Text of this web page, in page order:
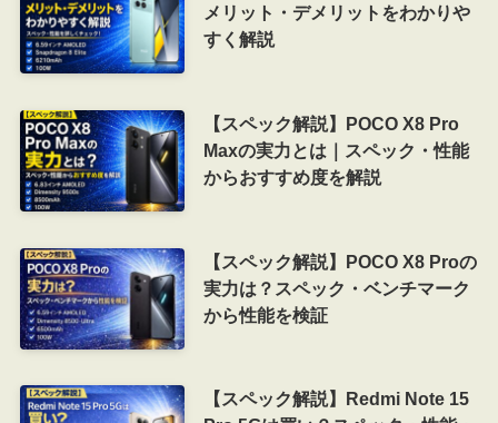
メリット・デメリットをわかりや
すく解説
【スペック解説】POCO X8 Pro
Maxの実力とは｜スペック・性能
からおすすめ度を解説
【スペック解説】POCO X8 Proの
実力は？スペック・ベンチマーク
から性能を検証
【スペック解説】Redmi Note 15